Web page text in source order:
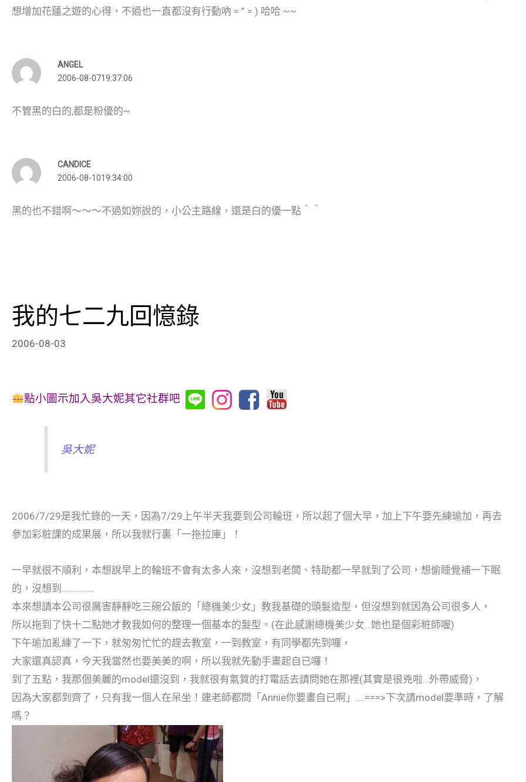
想增加花蓮之遊的心得，不過也一直都沒有行動吶 = ” = ) 哈哈 ~~
ANGEL
2006-08-0719:37:06
不管黑的白的,都是粉優的~
CANDICE
2006-08-1019:34:00
黑的也不錯啊～～～不過如妳說的，小公主路線，還是白的優一點＾＾
我的七二九回憶錄
2006-08-03
點小圖示加入吳大妮其它社群吧
吳大妮
2006/7/29是我忙錄的一天，因為7/29上午半天我要到公司輪班，所以起了個大早，加上下午要先練瑜加，再去
參加彩粧課的成果展，所以我就行裏「一拖拉庫」！
一早就很不順利，本想說早上的輪班不會有太多人來，沒想到老闆、特助都一早就到了公司，想偷睡覺補一下眠
的，沒想到……………
本來想請本公司很厲害靜靜吃三碗公飯的「總機美少女」教我基礎的頭髮造型，但沒想到就因為公司很多人，
所以拖到了快十二點她才教我如何的整理一個基本的髮型。(在此感謝總機美少女…她也是個彩粧師喔)
下午瑜加亂練了一下，就匆匆忙忙的趕去教室，一到教室，有同學都先到囉，
大家還真認真，今天我當然也要美美的啊，所以我就先動手畫起自已囉！
到了五點，我那個美麗的model還沒到，我就很有氣質的打電話去請問她在那裡(其實是很兇啦…外帶威脅)，
因為大家都到齊了，只有我一個人在呆坐！連老師都問「Annie你要畫自已啊」….===>下次請model要準時，了解
嗎？